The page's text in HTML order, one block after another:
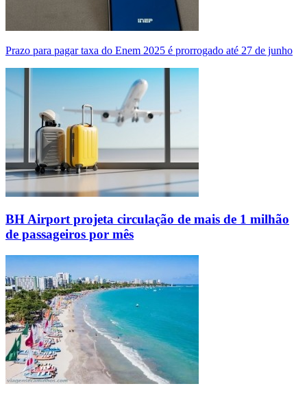
Prazo para pagar taxa do Enem 2025 é prorrogado até 27 de junho
BH Airport projeta circulação de mais de 1 milhão
de passageiros por mês